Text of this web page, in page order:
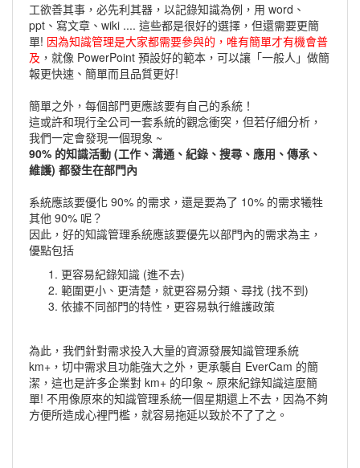
工欲善其事，必先利其器，以記錄知識為例，用 word、
ppt、寫文章、wiki .... 這些都是很好的選擇，但還需要更簡
單! 因為知識管理是大家都需要參與的，唯有簡單才有機會普
及 ，就像 PowerPoint 預設好的範本，可以讓「一般人」做簡
報更快速、簡單而且品質更好!
簡單之外，每個部門更應該要有自己的系統！
這或許和現行全公司一套系統的觀念衝突，但若仔細分析，
我們一定會發現一個現象 ~
90% 的知識活動 (工作、溝通、紀錄、搜尋、應用、傳承、
維護) 都發生在部門內
系統應該要優化 90% 的需求，還是要為了 10% 的需求犧牲
其他 90% 呢？
因此，好的知識管理系統應該要優先以部門內的需求為主，
優點包括
更容易紀錄知識 (進不去)
範圍更小、更清楚，就更容易分類、尋找 (找不到)
依據不同部門的特性，更容易執行維護政策
為此，我們針對需求投入大量的資源發展知識管理系統
km+，切中需求且功能強大之外，更承襲自 EverCam 的簡
潔，這也是許多企業對 km+ 的印象 ~ 原來紀錄知識這麼簡
單! 不用像原來的知識管理系統一個星期還上不去，因為不夠
方便所造成心裡門檻，就容易拖延以致於不了了之。